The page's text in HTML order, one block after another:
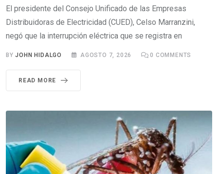
El presidente del Consejo Unificado de las Empresas
Distribuidoras de Electricidad (CUED), Celso Marranzini,
negó que la interrupción eléctrica que se registra en
BYJOHN HIDALGO AGOSTO 7, 2026 0 COMMENTS
READ MORE